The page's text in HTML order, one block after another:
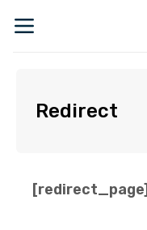
Redirect
[redirect_page]